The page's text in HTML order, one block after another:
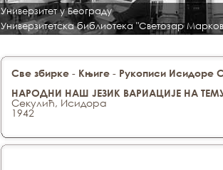
Универзитет у Београду
Универзитетска библиотека "Светозар
Све збирке - Књиге - Рукописи Исидоре
НАРОДНИ НАШ ЈЕЗИК ВАРИАЦИЈЕ НА
Секулић, Исидора
1942